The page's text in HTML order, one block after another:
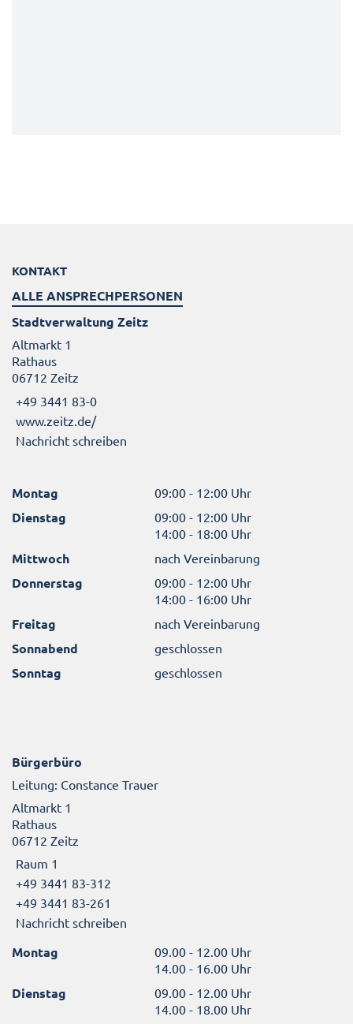
KONTAKT
ALLE ANSPRECHPERSONEN
Stadtverwaltung Zeitz
Altmarkt 1
Rathaus
06712 Zeitz
+49 3441 83-0
www.zeitz.de/
Nachricht schreiben
Montag 09:00 - 12:00 Uhr
Dienstag
09:00 - 12:00 Uhr
14:00 - 18:00 Uhr
Mittwoch nach Vereinbarung
Donnerstag
09:00 - 12:00 Uhr
14:00 - 16:00 Uhr
Freitag nach Vereinbarung
Sonnabend geschlossen
Sonntag geschlossen
Bürgerbüro
Leitung: Constance Trauer
Altmarkt 1
Rathaus
06712 Zeitz
Raum 1
+49 3441 83-312
+49 3441 83-261
Nachricht schreiben
Montag
09.00 - 12.00 Uhr
14.00 - 16.00 Uhr
Dienstag
09.00 - 12.00 Uhr
14.00 - 18.00 Uhr